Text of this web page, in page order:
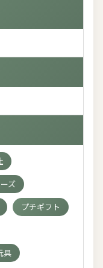
ズ
プチギフト
具